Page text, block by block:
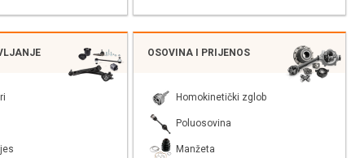
OSOVINA I PRIJENOS
Homokinetički zglob
Poluosovina
Manžeta